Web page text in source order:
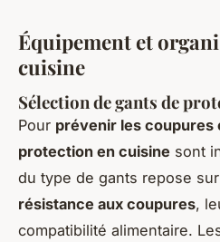
Équipement et
cuisine
Sélection de gants de
Pour prévenir les coupures
protection en cuisine sont
du type de gants repose
résistance aux coupures,
compatibilité alimentaire.